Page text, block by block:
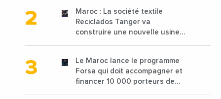
Maroc : La société textile
Reciclados Tanger va
construire une nouvelle usine
Le Maroc lance le programme
Forsa qui doit accompagner et
financer 10 000 porteurs de